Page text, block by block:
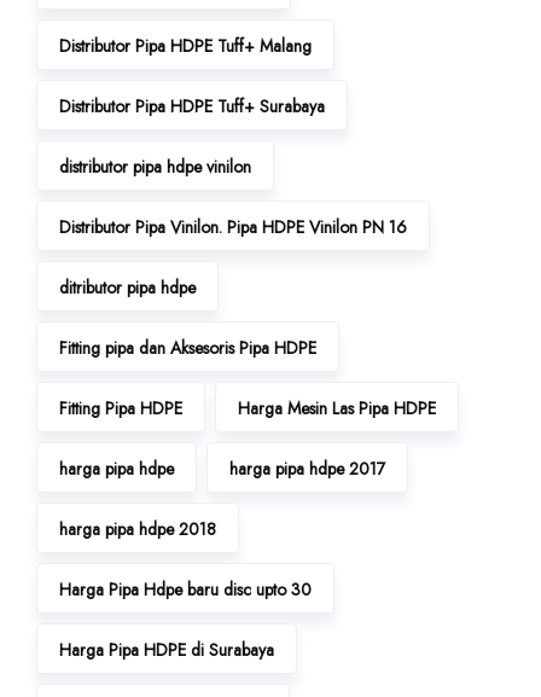
Distributor Pipa HDPE Tuff+ Malang
Distributor Pipa HDPE Tuff+ Surabaya
distributor pipa hdpe vinilon
Distributor Pipa Vinilon. Pipa HDPE Vinilon PN 16
ditributor pipa hdpe
Fitting pipa dan Aksesoris Pipa HDPE
Fitting Pipa HDPE Harga Mesin Las Pipa HDPE
harga pipa hdpe harga pipa hdpe 2017
harga pipa hdpe 2018
Harga Pipa Hdpe baru disc upto 30
Harga Pipa HDPE di Surabaya